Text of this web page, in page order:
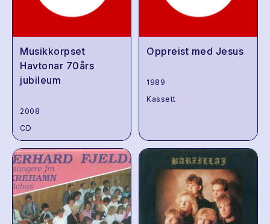
Musikkorpset
Havtonar 70års
jubileum
2008
CD
Oppreist med Jesus
1989
Kassett